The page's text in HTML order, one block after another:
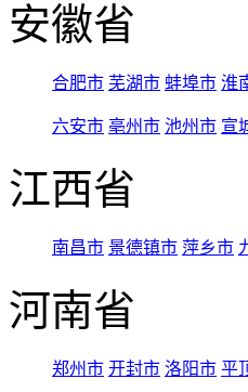
安徽省
合肥市 芜湖市 蚌埠市 淮
六安市 亳州市 池州市 宣
江西省
南昌市 景德镇市 萍乡市
河南省
郑州市 开封市 洛阳市 平